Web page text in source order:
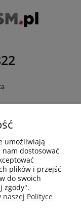
umożliwiają
dostosować
plików i przejść
do swoich
zgody".
Polityce